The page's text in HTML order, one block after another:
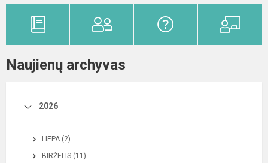
Naujienų archyvas
2026
LIEPA (2)
BIRŽELIS (11)